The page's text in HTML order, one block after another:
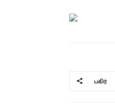
பகிர்